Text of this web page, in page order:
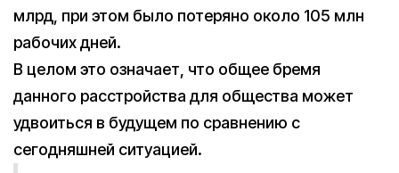
млрд, при этом было потеряно около 105 млн
рабочих дней.
В целом это означает, что общее бремя
данного расстройства для общества может
удвоиться в будущем по сравнению с
сегодняшней ситуацией.